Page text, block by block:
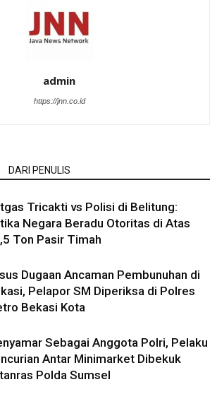
admin
https://jnn.co.id
DARI PENULIS
Tricakti vs Polisi di Belitung:
Negara Beradu Otoritas di Atas
Ton Pasir Timah
Dugaan Ancaman Pembunuhan di
Pelapor SM Diperiksa di Polres
Bekasi Kota
Sebagai Anggota Polri, Pelaku
Antar Minimarket Dibekuk
Polda Sumsel